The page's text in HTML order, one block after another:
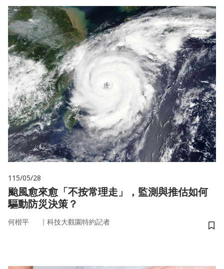
115/05/28
颱風愈來愈「不按常理走」，監測與推估如何
驅動防災決策？
何楷平 ｜ 科技大觀園特約記者
儲